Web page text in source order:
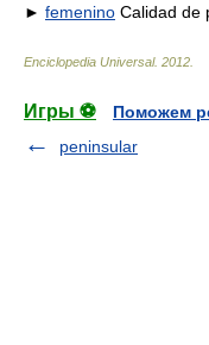
► femenino Calidad de
Enciclopedia Universal. 2012
Игры ⚽
Поможем
peninsular